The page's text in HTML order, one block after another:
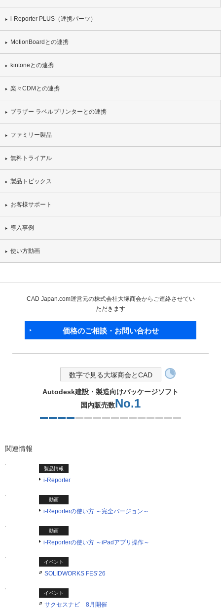
i-Reporter PLUS（連携パーツ）
MotionBoardとの連携
kintoneとの連携
楽々CDMとの連携
ブラザー ラベルプリンターとの連携
ファミリー製品
無料トライアル
製品トピックス
お客様サポート
導入事例
使い方動画
CAD Japan.com運営元の株式会社大塚商会からご連絡させてい
ただきます
価格のご相談・お問い合わせ
数字で見る大塚商会とCAD
Autodesk建設・製造向けパッケージソフト
国内販売数No.1
関連情報
製品情報
i-Reporter
動画
i-Reporterの使い方 ～完全バージョン～
動画
i-Reporterの使い方 ～iPadアプリ操作～
イベント
SOLIDWORKS FES’26
イベント
サクセスナビ 8月開催